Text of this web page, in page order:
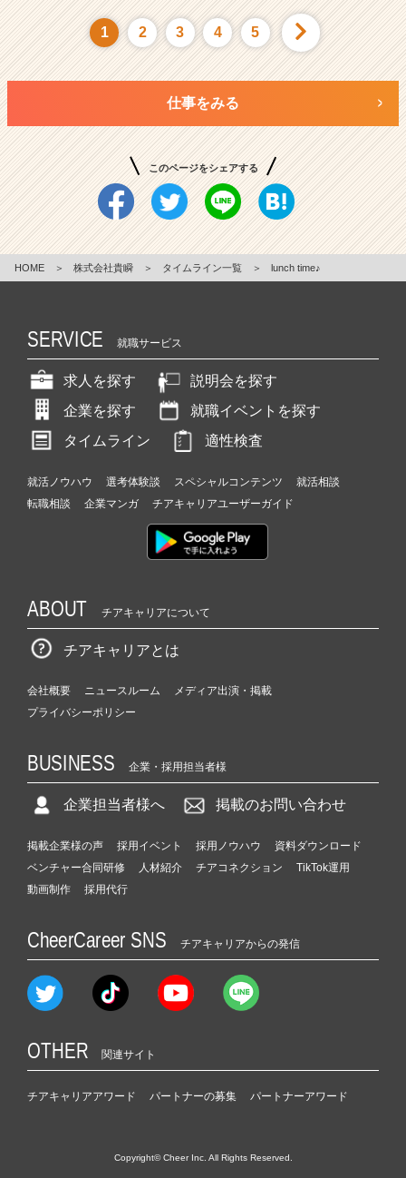
1 2 3 4 5
仕事をみる
このページをシェアする
HOME ＞ 株式会社貴瞬 ＞ タイムライン一覧 ＞ lunch time♪
SERVICE 就職サービス
求人を探す
説明会を探す
企業を探す
就職イベントを探す
タイムライン
適性検査
就活ノウハウ 選考体験談 スペシャルコンテンツ
就活相談
転職相談
企業マンガ チアキャリアユーザーガイド
ABOUT チアキャリアについて
チアキャリアとは
会社概要 ニュースルーム
メディア出演・掲載
プライバシーポリシー
BUSINESS 企業・採用担当者様
企業担当者様へ 掲載のお問い合わせ
掲載企業様の声 採用イベント 採用ノウハウ
資料ダウンロード
ベンチャー合同研修
人材紹介 チアコネクション
TikTok運用
動画制作
採用代行
CheerCareer SNS チアキャリアからの発信
OTHER 関連サイト
チアキャリアアワード パートナーの募集 パートナーアワード
Copyright© Cheer Inc. All Rights Reserved.